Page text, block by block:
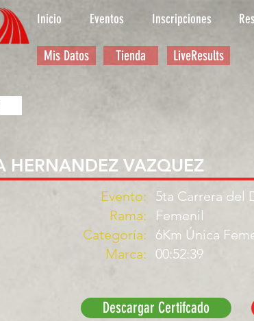
Inicio Eventos Inscripciones
Mis Datos Tienda LiveResults
HERNANDEZ VAZQUEZ
Evento:
Rama:
Categoría:
Marca:
5ta Carrera del
Femenil
6Km Única
00:52:39
Descargar Certifcado